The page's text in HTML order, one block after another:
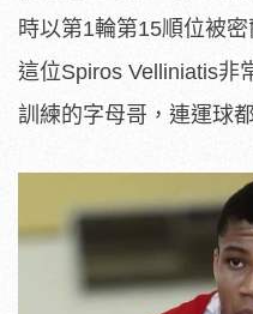
時以第1輪第15順位被
這位Spiros Velliniatis非
訓練的字母哥，連運球